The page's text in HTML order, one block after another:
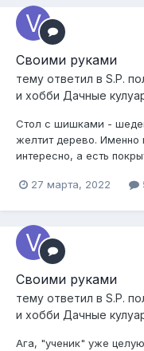
Своими руками
тему ответил в S.P.
и хобби Дачные
Стол с шишками -
желтит дерево. Именно
интересно, а есть
27 марта, 2022
Своими руками
тему ответил в S.P.
и хобби Дачные
Ага, "ученик" уже